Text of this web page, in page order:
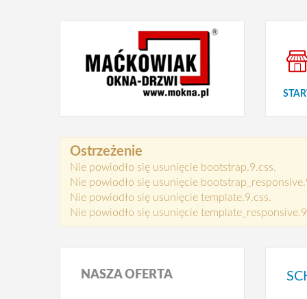
START
Ostrzeżenie
Nie powiodło się usunięcie bootstrap.9.css.
Nie powiodło się usunięcie
Nie powiodło się usunięcie template.9.css.
Nie powiodło się usunięcie
NASZAOFERTA